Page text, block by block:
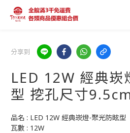
分享到
LED 12W 經典崁
型 挖孔尺寸
品名 : LED 12W 經典崁燈-聚光防眩型
瓦數 : 12W